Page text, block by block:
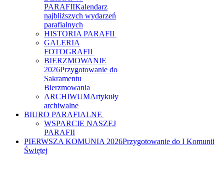
PARAFIIKalendarz
najbliższych wydarzeń
parafialnych
HISTORIA PARAFII
GALERIA
FOTOGRAFII
BIERZMOWANIE
2026Przygotowanie do
Sakramentu
Bierzmowania
ARCHIWUMArtykuły
archiwalne
BIURO PARAFIALNE
WSPARCIE NASZEJ
PARAFII
PIERWSZA KOMUNIA 2026Przygotowanie do I Komunii
Świętej